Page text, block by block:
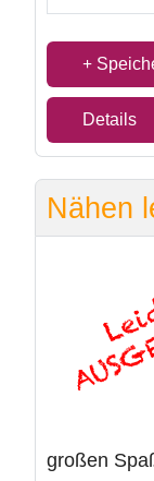
Details
Nähen
großen